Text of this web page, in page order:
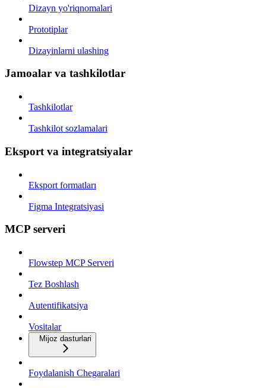
Dizayn yo'riqnomalari
Prototiplar
Dizayinlarni ulashing
Jamoalar va tashkilotlar
Tashkilotlar
Tashkilot sozlamalari
Eksport va integratsiyalar
Eksport formatları
Figma Integratsiyasi
MCP serveri
Flowstep MCP Serveri
Tez Boshlash
Autentifikatsiya
Vositalar
Mijoz dasturlari
Foydalanish Chegaralari